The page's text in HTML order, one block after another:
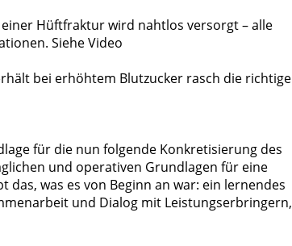
Hüftfraktur wird nahtlos versorgt – alle
Siehe Video
bei erhöhtem Blutzucker rasch die richtige
für die nun folgende Konkretisierung des
und operativen Grundlagen für eine
das, was es von Beginn an war: ein lernendes
und Dialog mit Leistungserbringern,